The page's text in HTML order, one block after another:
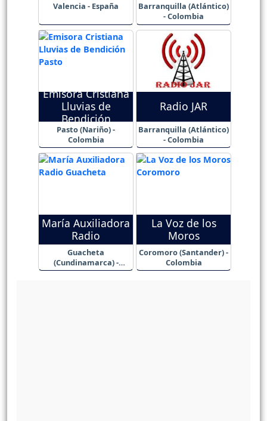
Valencia - España
Barranquilla (Atlántico)
- Colombia
Emisora Cristiana
Lluvias de
Bendición
Pasto (Nariño) -
Colombia
Radio JAR
Barranquilla (Atlántico)
- Colombia
María Auxiliadora
Radio
Guacheta
(Cundinamarca) -
Colombia
La Voz de los
Moros
Coromoro (Santander) -
Colombia